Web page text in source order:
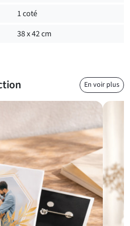
efficacement les sacs en
En plus d’être pratiques et
afin de promouvoir votre activité.
se décline en plusieurs tailles et
occasions.
créativité et originalité
en optant pour un
tote bag
le en cadeau pour un anniversaire,
Vous pouvez également
au quotidien, que ce soit pour
vos déplacements. Cetote bag
1 coté
38 x 42 cm
En voir plus